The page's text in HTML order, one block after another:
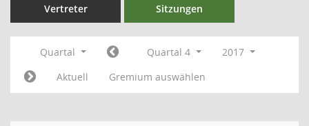
Vertreter Sitzungen
Quartal Quartal 4
2017
Aktuell
Gremium auswählen